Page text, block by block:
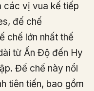
các vị vua kế tiếp
đế chế
chế lớn nhất thế
từ Ấn Độ đến Hy
Đế chế này nổi
tiên tiến, bao gồm